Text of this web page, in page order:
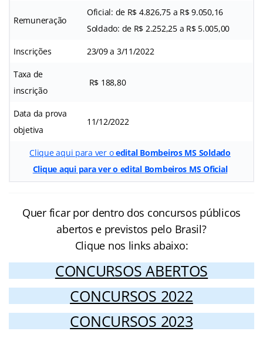
Remuneração
Oficial: de R$ 4.826,75 a R$ 9.050,16
Soldado: de R$ 2.252,25 a R$ 5.005,00
Inscrições 23/09 a 3/11/2022
Taxa de
inscrição
R$ 188,80
Data da prova
objetiva
11/12/2022
Clique aqui para ver oedital Bombeiros MS Soldado
Clique aqui para ver o edital Bombeiros MS Oficial
Quer ficar por dentro dos concursos públicos
abertos e previstos pelo Brasil?
Clique nos links abaixo:
CONCURSOS ABERTOS
CONCURSOS 2022
CONCURSOS 2023